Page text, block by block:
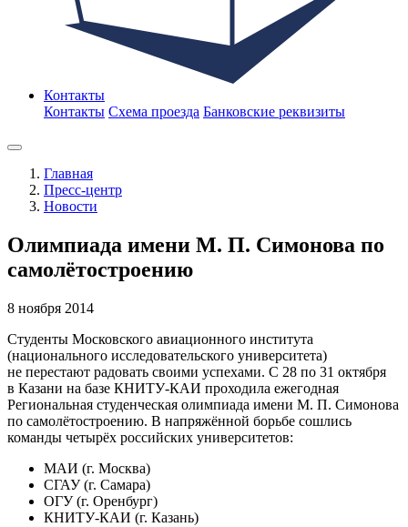
Контакты
Контакты Схема проезда Банковские реквизиты
Главная
Пресс-центр
Новости
Олимпиада имени М. П. Симонова по
самолётостроению
8 ноября 2014
Студенты Московского авиационного института
(национального исследовательского университета)
не перестают радовать своими успехами. С 28 по 31 октября
в Казани на базе КНИТУ-КАИ проходила ежегодная
Региональная студенческая олимпиада имени М. П. Симонова
по самолётостроению. В напряжённой борьбе сошлись
команды четырёх российских университетов:
МАИ (г. Москва)
СГАУ (г. Самара)
ОГУ (г. Оренбург)
КНИТУ-КАИ (г. Казань)